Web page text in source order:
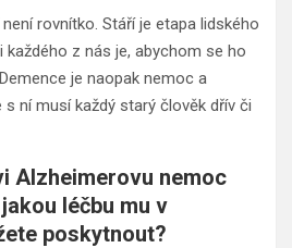
rovnítko. Stáří je etapa lidského
každého z nás je, abychom se ho
je naopak nemoc a
ní musí každý starý člověk dřív či
Alzheimerovu nemoc
léčbu mu v
poskytnout?